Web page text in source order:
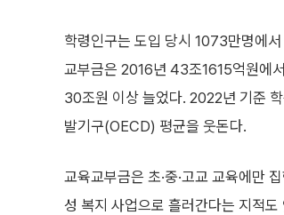
학령인구는 도입 당시 1073만명에
교부금은 2016년 43조1615억원에
30조원 이상 늘었다. 2022년 기준
발기구(OECD) 평균을 웃돈다.
교육교부금은 초·중·고교 교육에만
성 복지 사업으로 흘러간다는 지적